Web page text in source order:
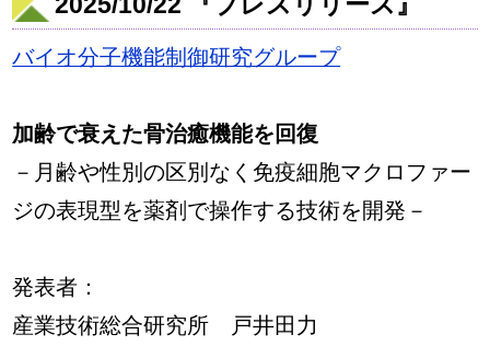
バイオ分子機能制御研究グループ
加齢で衰えた骨治癒機能を回復
－月齢や性別の区別なく免疫細胞マクロファー
ジの表現型を薬剤で操作する技術を開発－
発表者：
産業技術総合研究所 戸井田力